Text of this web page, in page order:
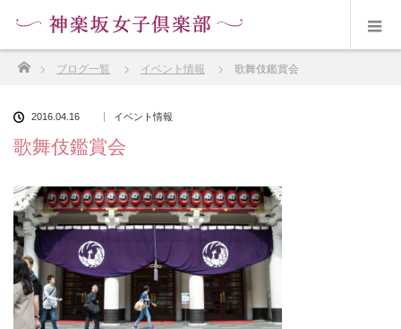
ブログ一覧 イベント情報 歌舞伎鑑賞会
2016.04.16 イベント情報
歌舞伎鑑賞会